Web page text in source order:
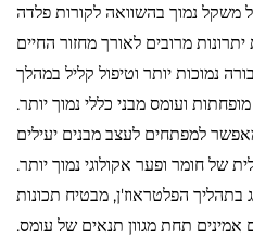
משקל נמוך בהשוואה לקורות פלדה
מרובים לאורך מחזור החיים
נמוכות יותר וטיפול קליל במהלך
ועומס מבני כללי נמוך יותר.
למפתחים לעצב מבנים יעילים
של חומר ופער אקולוגי נמוך יותר.
בתהליך הפלטראוז'ן, מבטיח תכונות
אמינים תחת מגוון תנאים של עומס.